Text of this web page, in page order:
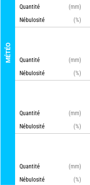
MÉTÉO
Quantité
(mm)
Nébulosité
(%)
Quantité
(mm)
Nébulosité
(%)
Quantité
(mm)
Nébulosité
(%)
Quantité
(mm)
Nébulosité
(%)